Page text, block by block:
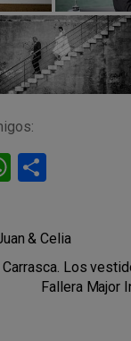
W
at
s
A
m
p
ar
& Celia
Carrasca. Los
Fallera Major